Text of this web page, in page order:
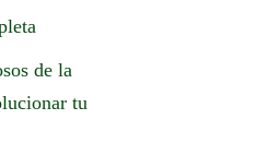
de la
tu